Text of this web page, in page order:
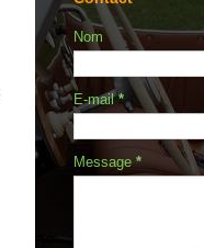
Nom
E-mail*
Message *